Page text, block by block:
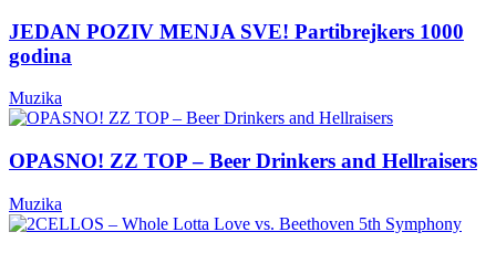
JEDAN POZIV MENJA SVE! Partibrejkers 1000
godina
Muzika
OPASNO! ZZ TOP – Beer Drinkers and Hellraisers
Muzika